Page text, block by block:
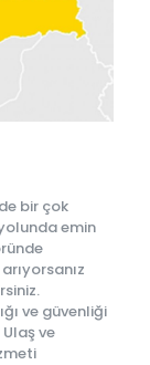
bir çok
emin
ve güvenliği
ve